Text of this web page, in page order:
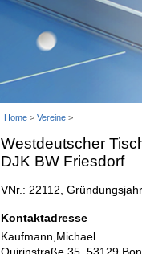
Home > Vereine >
Westdeutscher
DJK BW Friesdorf
VNr.: 22112,
Kontaktadresse
Kaufmann,Michael